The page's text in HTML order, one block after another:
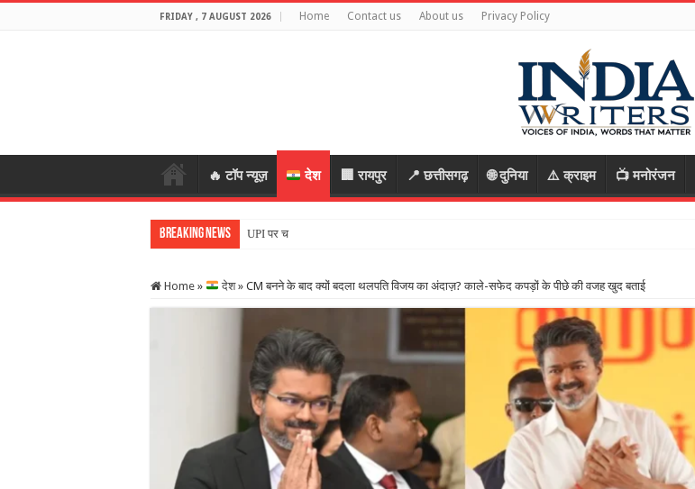
FRIDAY , 7 AUGUST 2026 Home Contact us About us Privacy Policy
🔥 टॉप न्यूज़ देश 🏢 रायपुर 📍 छत्तीसगढ़ 🌐 दुनिया ⚠️ क्राइम 📺 मनोरंजन
Breaking News UPI पर चार्ज लगेगा या नहीं?
Home » देश » CM बनने के बाद क्यों बदला थलपति विजय का अंदाज़? काले-सफेद कपड़ों के पीछे की वजह खुद बताई